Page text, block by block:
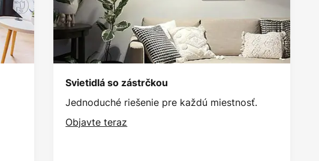
Svietidlá so zástrčkou
Jednoduché riešenie pre každú miestnosť.
Objavte teraz